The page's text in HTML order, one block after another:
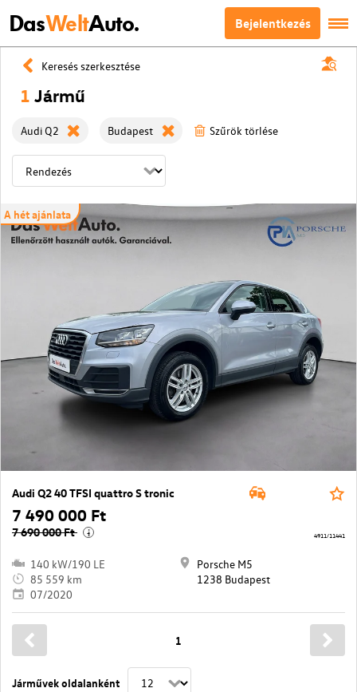
DasWeltAuto. Bejelentkezés
Keresés szerkesztése
1 Jármű
Audi Q2 Budapest Szűrök törlése
A hét ajánlata
Audi Q2 40 TFSI quattro S tronic
7 490 000 Ft
7 690 000 Ft i
140 kW/190 LE
85 559 km
07/2020
Porsche M5
1238 Budapest
4911/11441
Járművek oldalanként
1